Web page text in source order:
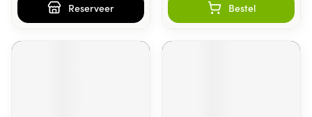
Reserveer Bestel